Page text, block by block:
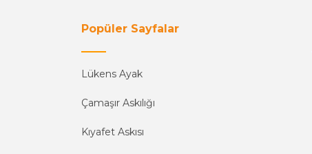
Popüler Sayfalar
Lükens Ayak
Çamaşır Askılığı
Kıyafet Askısı